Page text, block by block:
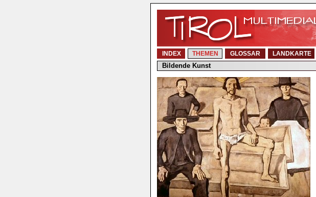
INDEX THEMEN GLOSSAR LANDKARTE
Bildende Kunst